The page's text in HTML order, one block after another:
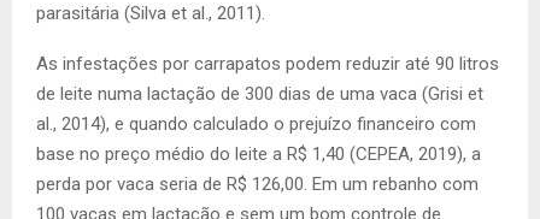
parasitária (Silva et al., 2011).
As infestações por carrapatos podem reduzir até 90 litros
de leite numa lactação de 300 dias de uma vaca (Grisi et
al., 2014), e quando calculado o prejuízo financeiro com
base no preço médio do leite a R$ 1,40 (CEPEA, 2019), a
perda por vaca seria de R$ 126,00. Em um rebanho com
100 vacas em lactação e sem um bom controle de